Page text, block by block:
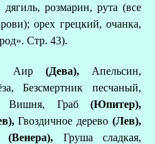
розмарин, рута (все
орех грецкий, очанка,
Стр. 43).
Аир (Дева), Апельсин,
Безсмертник песчаный,
Вишня, Граб(Юпитер),
Гвоздичное дерево(Лев),
(Венера), Груша сладкая,